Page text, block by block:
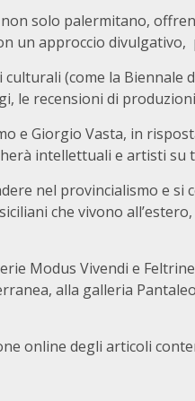
solo palermitano,
un approccio divulgativo,
(come la Biennale
le recensioni di
e Giorgio Vasta, in
intellettuali e artisti su
nel provincialismo e si
che vivono
Modus Vivendi e
alla galleria
online degli articoli